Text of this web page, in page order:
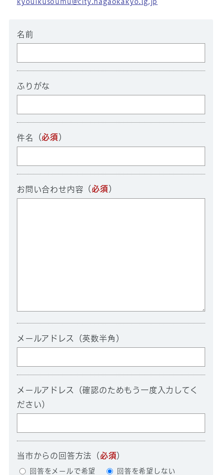
kyouikusoumu@city.nagaokakyo.lg.jp
名前
ふりがな
件名 （必須 ）
お問い合わせ内容 （必須 ）
メールアドレス（英数半角）
メールアドレス（確認のためもう一度入力してく
ださい）
当市からの回答方法 （必須）
回答をメールで希望 回答を希望しない